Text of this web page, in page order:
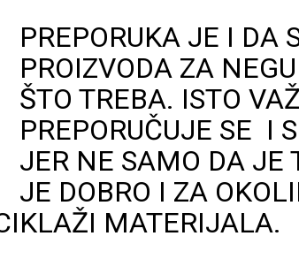
PREPORUKA JE I DA
PROIZVODA ZA
ŠTO TREBA. ISTO
PREPORUČUJE SE I
JER NE SAMO DA JE
JE DOBRO I ZA
MATERIJALA.